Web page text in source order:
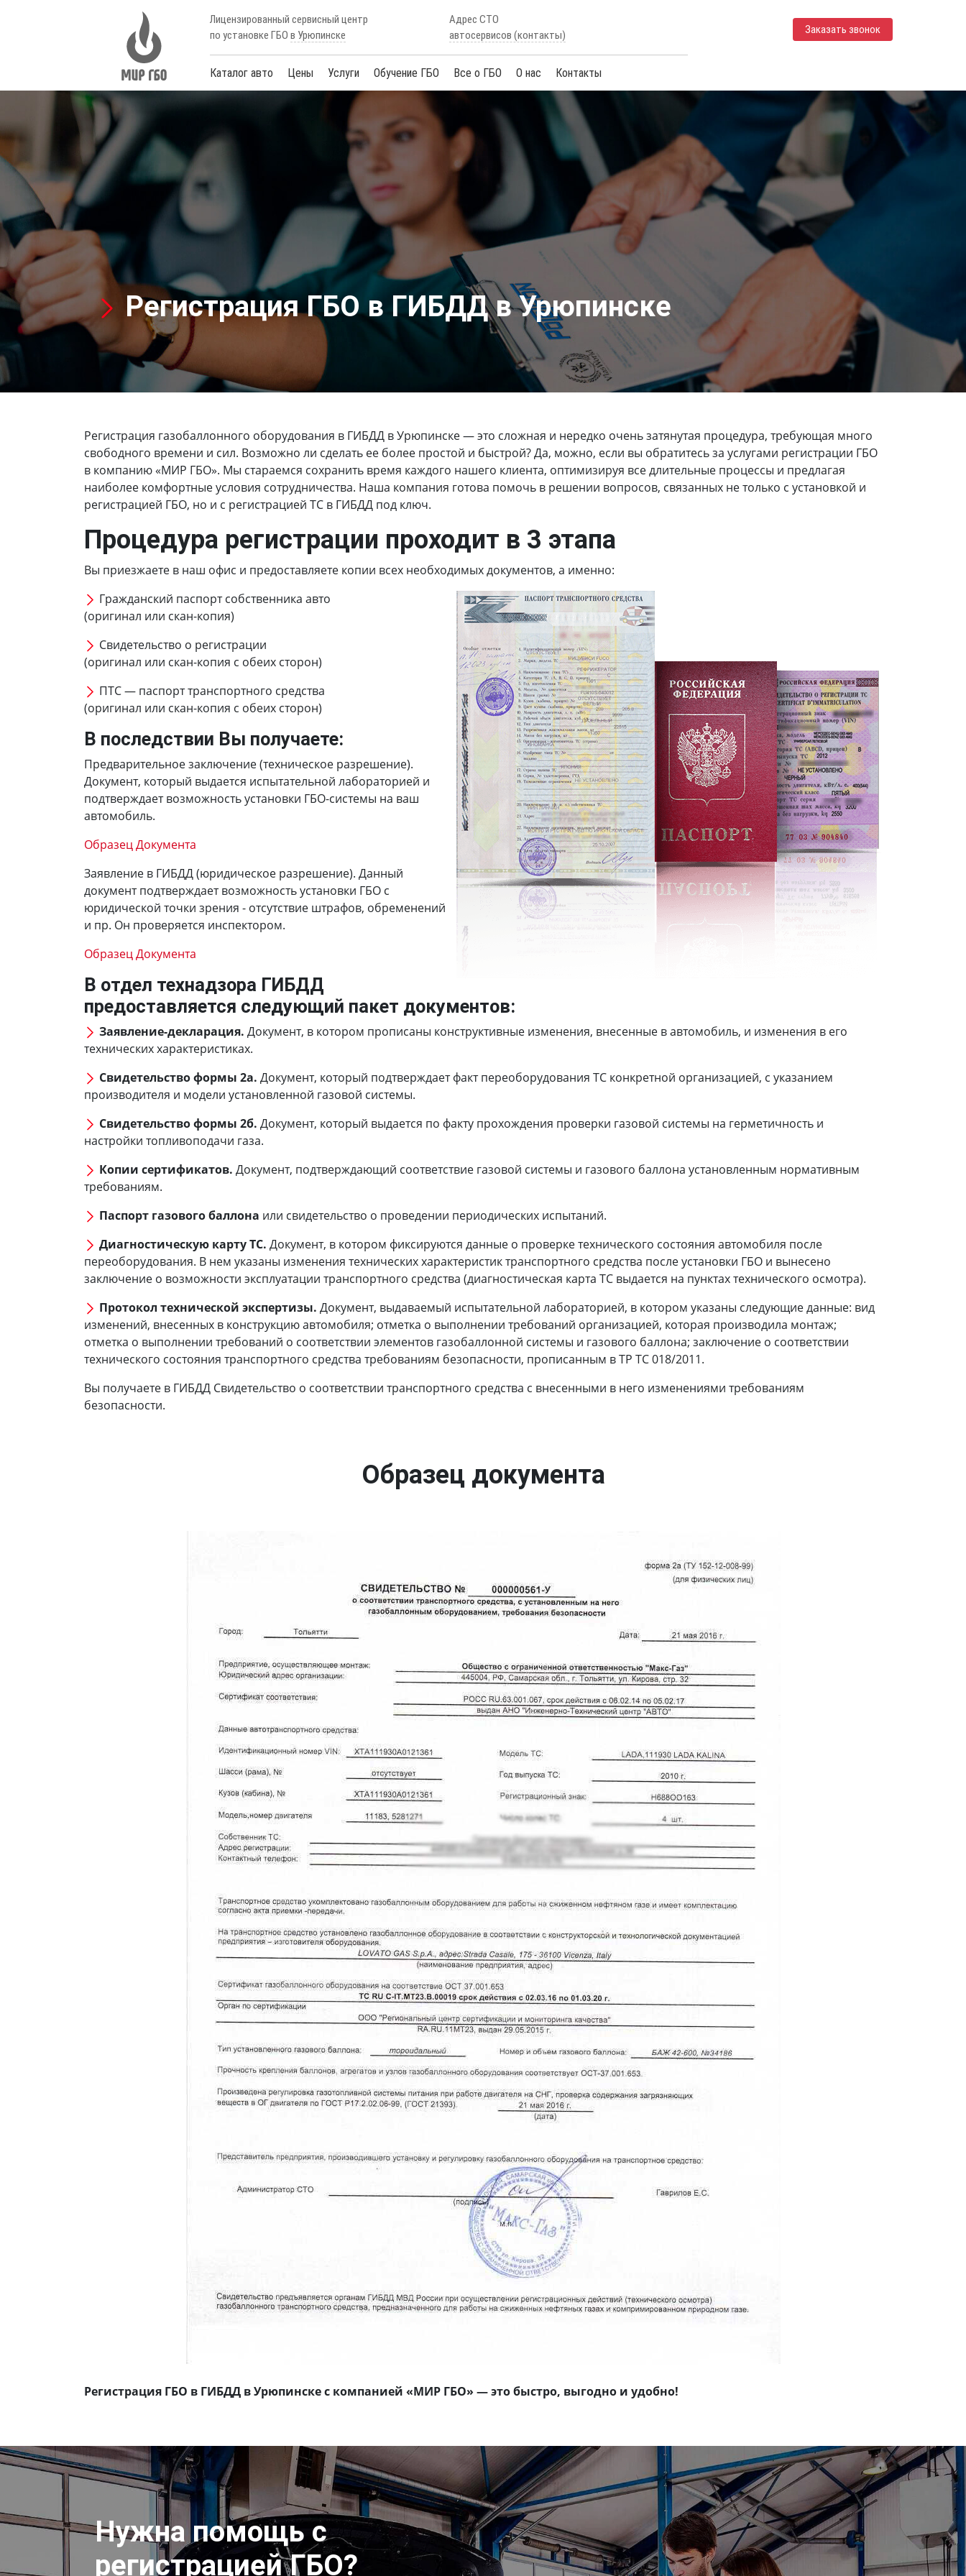
Лицензированный сервисный центр
по установке ГБО в Урюпинске
Адрес СТО
автосервисов (контакты)
Каталог авто Цены Услуги Обучение ГБО Все о ГБО О нас Контакты
Заказать звонок
Регистрация ГБО в ГИБДД в Урюпинске
Регистрация газобаллонного оборудования в ГИБДД в Урюпинске— это сложная и нередко очень затянутая процедура, требующая много
свободного времени и сил. Возможно ли сделать ее более простой и быстрой? Да, можно, если вы обратитесь за услугами регистрации ГБО
в компанию «МИР ГБО». Мы стараемся сохранить время каждого нашего клиента, оптимизируя все длительные процессы и предлагая
наиболее комфортные условия сотрудничества. Наша компания готова помочь в решении вопросов, связанных не только с установкой и
регистрацией ГБО, но и с регистрацией ТС в ГИБДД под ключ.
Процедура регистрации проходит в 3 этапа
Вы приезжаете в наш офис и предоставляете копии всех необходимых документов, а именно:
Гражданский паспорт собственника авто
(оригинал или скан-копия)
Свидетельство о регистрации
(оригинал или скан-копия с обеих сторон)
ПТС — паспорт транспортного средства
(оригинал или скан-копия с обеих сторон)
В последствии Вы получаете:
Предварительное заключение (техническое разрешение).
Документ, который выдается испытательной лабораторией и
подтверждает возможность установки ГБО-системы на ваш
автомобиль.
Образец Документа
Заявление в ГИБДД (юридическое разрешение). Данный
документ подтверждает возможность установки ГБО с
юридической точки зрения - отсутствие штрафов, обременений
и пр. Он проверяется инспектором.
Образец Документа
В отдел технадзора ГИБДД
предоставляется следующий пакет документов:
Заявление-декларация. Документ, в котором прописаны конструктивные изменения, внесенные в автомобиль, и изменения в его
технических характеристиках.
Свидетельство формы 2а. Документ, который подтверждает факт переоборудования ТС конкретной организацией, с указанием
производителя и модели установленной газовой системы.
Свидетельство формы 2б. Документ, который выдается по факту прохождения проверки газовой системы на герметичность и
настройки топливоподачи газа.
Копии сертификатов. Документ, подтверждающий соответствие газовой системы и газового баллона установленным нормативным
требованиям.
Паспорт газового баллона или свидетельство о проведении периодических испытаний.
Диагностическую карту ТС. Документ, в котором фиксируются данные о проверке технического состояния автомобиля после
переоборудования. В нем указаны изменения технических характеристик транспортного средства после установки ГБО и вынесено
заключение о возможности эксплуатации транспортного средства (диагностическая карта ТС выдается на пунктах технического осмотра).
Протокол технической экспертизы. Документ, выдаваемый испытательной лабораторией, в котором указаны следующие данные: вид
изменений, внесенных в конструкцию автомобиля; отметка о выполнении требований организацией, которая производила монтаж;
отметка о выполнении требований о соответствии элементов газобаллонной системы и газового баллона; заключение о соответствии
технического состояния транспортного средства требованиям безопасности, прописанным в ТР ТС 018/2011.
Вы получаете в ГИБДД Свидетельство о соответствии транспортного средства с внесенными в него изменениями требованиям
безопасности.
Образец документа
Регистрация ГБО в ГИБДД в Урюпинске с компанией «МИР ГБО» — это быстро, выгодно и удобно!
Нужна помощь с
регистрацией ГБО?